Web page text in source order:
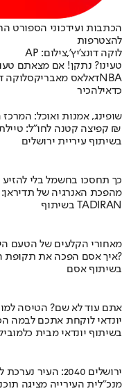
הכתבות ועידכוני הספורט
להצטרפות
לוקה דונצ'יץ',צילום: AP
טעינו? נתקן! אם מצאתם
NBAדאלאס מאבריקסלוקה
כדאילהכיר
שופינג, אמנות ואוכל:
קפיצה קטנה לחו"ל: טיילת חדשה, מיצגי אמנות, וכיכרות משופצות בהשקעה של 100 מיליון ₪
בשיתוף עיריית ירושלים
כך תחסכו בחשמל בלי להזיע
מהפכת האנרגיה של
בשיתוף TADIRAN
מאחורי הקלעים של הטעם
איך אסם הפכה את תקופת הצנע והמחסור הקשה של שנות ה-40 למותג לאומי?
בשיתוף אסם
אתם עוד לא שם? הטיסה
יונדאי לוקחת אתכם לבמה
בשיתוף יונדאי מבית
ירושלים 2040: העיר נערכת ל- 1.5 מליון תושבים
מנכ"לית העירייה מציגה